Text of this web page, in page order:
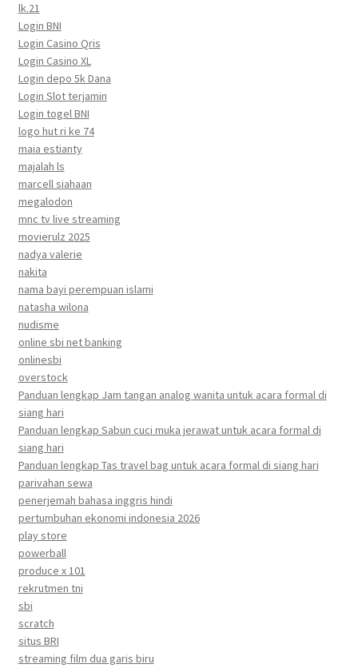
lk.21
Login BNI
Login Casino Qris
Login Casino XL
Login depo 5k Dana
Login Slot terjamin
Login togel BNI
logo hut ri ke 74
maia estianty
majalah ls
marcell siahaan
megalodon
mnc tv live streaming
movierulz 2025
nadya valerie
nakita
nama bayi perempuan islami
natasha wilona
nudisme
online sbi net banking
onlinesbi
overstock
Panduan lengkap Jam tangan analog wanita untuk acara formal di
siang hari
Panduan lengkap Sabun cuci muka jerawat untuk acara formal di
siang hari
Panduan lengkap Tas travel bag untuk acara formal di siang hari
parivahan sewa
penerjemah bahasa inggris hindi
pertumbuhan ekonomi indonesia 2026
play store
powerball
produce x 101
rekrutmen tni
sbi
scratch
situs BRI
streaming film dua garis biru